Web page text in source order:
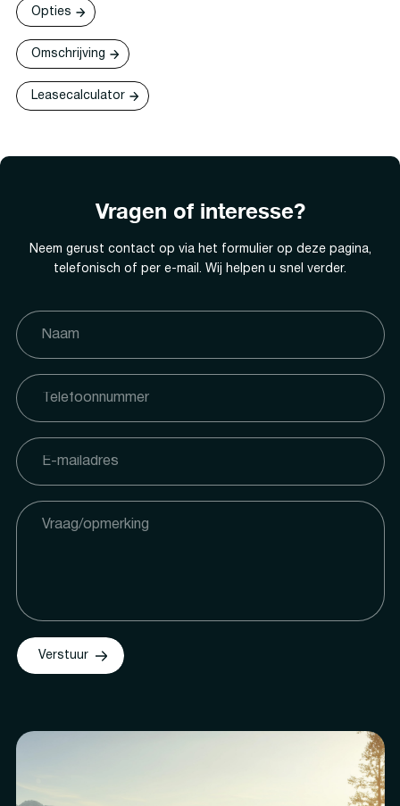
Opties
Omschrijving
Leasecalculator
Vragen of interesse?
Neem gerust contact op via het formulier op deze pagina,
telefonisch of per e-mail. Wij helpen u snel verder.
Verstuur